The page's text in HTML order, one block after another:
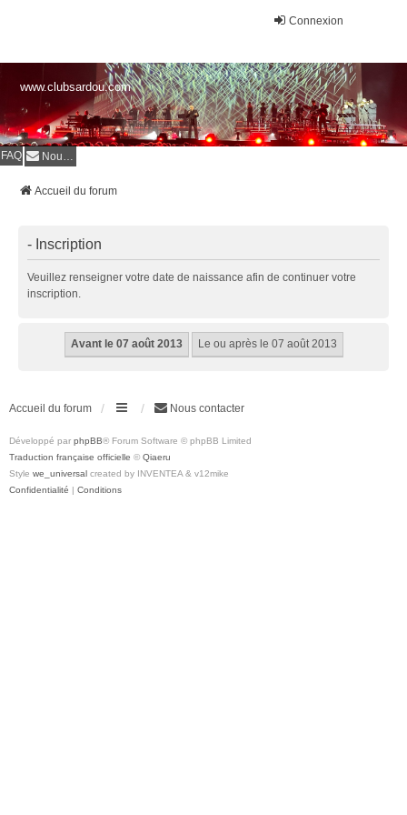
Connexion
www.clubsardou.com
FAQ Nous contacter
Accueil du forum
- Inscription
Veuillez renseigner votre date de naissance afin de continuer votre
inscription.
Accueil du forum Nous contacter
Développé par phpBB® Forum Software © phpBB Limited
Traduction française officielle © Qiaeru
Style we_universal created by INVENTEA & v12mike
Confidentialité | Conditions